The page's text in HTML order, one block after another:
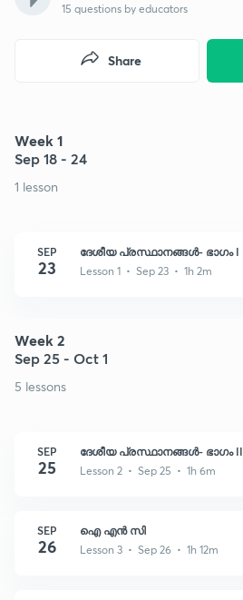
15 questions by educators
Share
Week 1
Sep 18 - 24
1 lesson
SEP
23
ദേശീയ പ്രസ്ഥാനങ്ങൾ- ഭാഗം I
Lesson 1 • Sep 23 • 1h 2m
Week 2
Sep 25 - Oct 1
5 lessons
SEP
25
ദേശീയ പ്രസ്ഥാനങ്ങൾ- ഭാഗം II
Lesson 2 • Sep 25 • 1h 6m
SEP
26
ഐ എൻ സി
Lesson 3 • Sep 26 • 1h 12m